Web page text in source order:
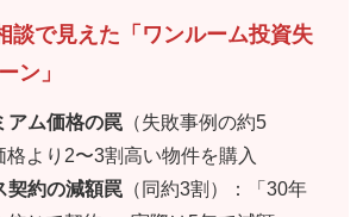
談で見えた「ワンルーム投資失
ン」
アム価格の罠 （失敗事例の約5
格より2〜3割高い物件を購入
契約の減額罠 （同約3割）：「30年